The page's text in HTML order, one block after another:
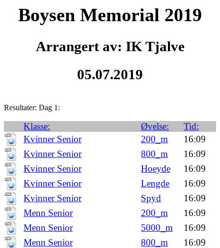
Boysen Memorial 2019
Arrangert av: IK Tjalve
05.07.2019
Resultater: Dag 1:
Klasse: Øvelse:
Tid:
Kvinner Senior
200_m
16:09
Kvinner Senior
800_m
16:09
Kvinner Senior
Hoeyde
16:09
Kvinner Senior
Lengde
16:09
Kvinner Senior
Spyd
16:09
Menn Senior
200_m
16:09
Menn Senior
5000_m
16:09
Menn Senior
800_m
16:09